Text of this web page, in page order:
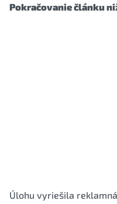
Pokračovanie článku
Úlohu vyriešila